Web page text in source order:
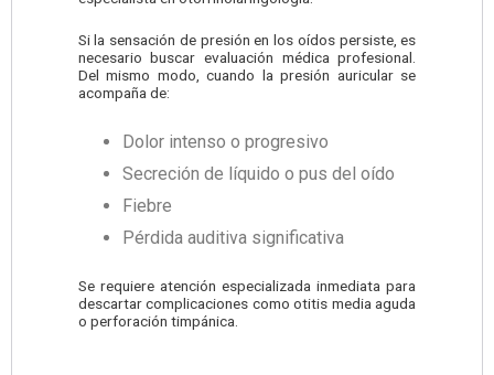
Si la sensación de presión en los oídos persiste, es
necesario buscar evaluación médica profesional.
Del mismo modo, cuando la presión auricular se
acompaña de:
Dolor intenso o progresivo
Secreción de líquido o pus del oído
Fiebre
Pérdida auditiva significativa
Se requiere atención especializada inmediata para
descartar complicaciones como otitis media aguda
o perforación timpánica.